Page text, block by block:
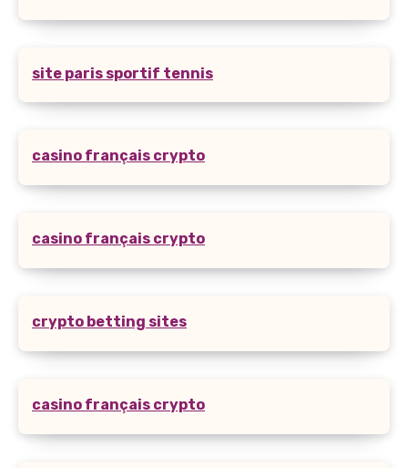
site paris sportif tennis
casino français crypto
casino français crypto
crypto betting sites
casino français crypto